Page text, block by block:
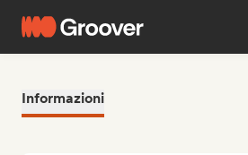
Informazioni